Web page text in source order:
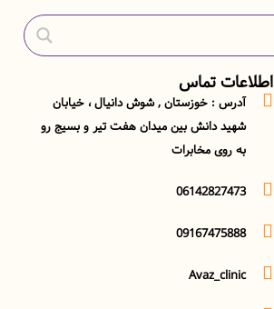
اطلاعات تماس
آدرس : خوزستان , شوش دانیال ، خیابان
شهید دانش بین میدان هفت تیر و بسیج رو
به روی مخابرات
06142827473
09167475888
Avaz_clinic